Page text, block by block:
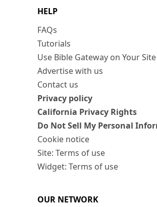
HELP
FAQs
Tutorials
Use Bible Gateway on Your Site
Advertise with us
Contact us
Privacy policy
California Privacy Rights
Do Not Sell My Personal
Cookie notice
Site: Terms of use
Widget: Terms of use
OUR NETWORK